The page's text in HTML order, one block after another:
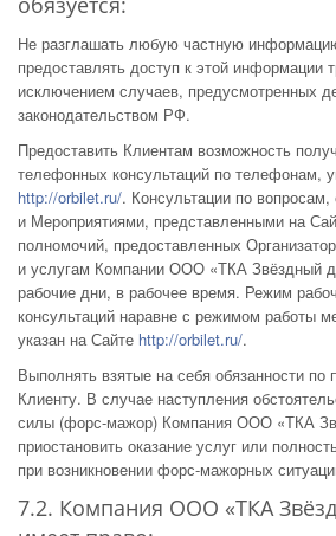
Не разглашать любую частную
предоставлять доступ к этой информации
исключением случаев, предусмотренных
законодательством РФ.
Предоставить Клиентам возможность
телефонных консультаций по телефонам,
http://orbilet.ru/. Консультации по
и Мероприятиями, представленными на
полномочий, предоставленных
и услугам Компании ООО «ТКА Звёздный
рабочие дни, в рабочее время. Режим
консультаций наравне с режимом работы
указан на Сайте http://orbilet.ru/.
Выполнять взятые на себя обязанности по
Клиенту. В случае наступления
силы (форс-мажор) Компания ООО «ТКА
приостановить оказание услуг или
при возникновении форс-мажорных
7.2. Компания ООО «ТКА